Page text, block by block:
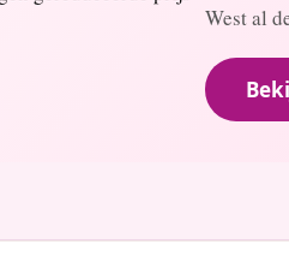
West al